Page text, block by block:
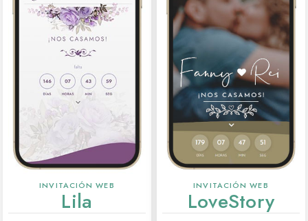
INVITACIÓN WEB
Lila
INVITACIÓN WEB
LoveStory